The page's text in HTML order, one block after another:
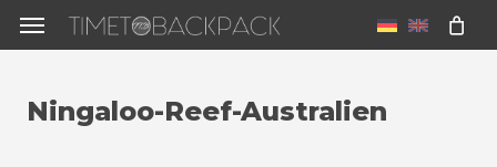
Skip
to
content
Menu
Ningaloo-Reef-Australien